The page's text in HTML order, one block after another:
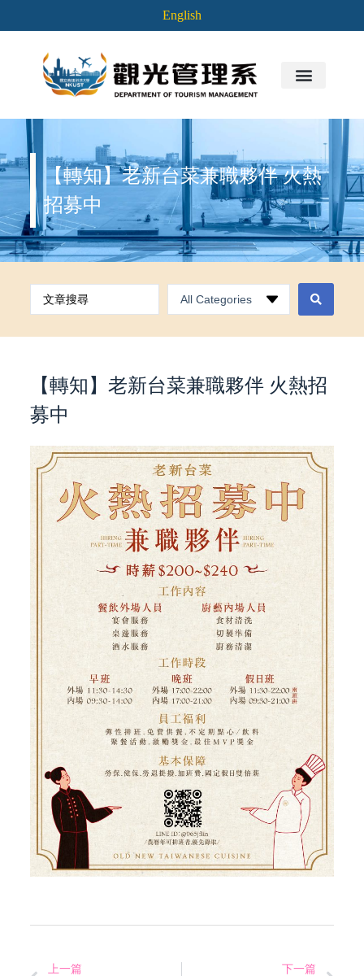
English
【轉知】老新台菜兼職夥伴 火熱
招募中
【轉知】老新台菜兼職夥伴 火熱招
募中
上一篇 下一篇